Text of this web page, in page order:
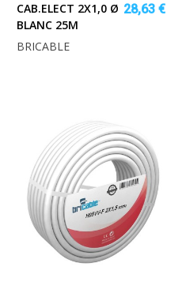
CAB.ELECT 2X1,0 Ø
BLANC 25M
28,63 €
BRICABLE